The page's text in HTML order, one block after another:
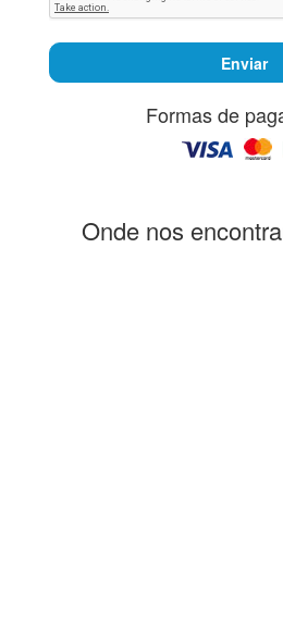
Enviar
Formas de
Onde nos